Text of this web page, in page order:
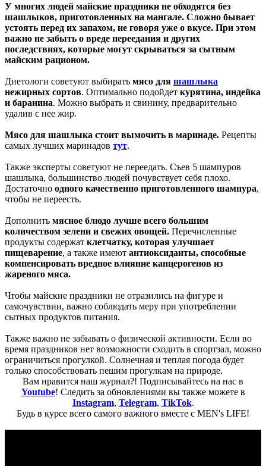
У многих людей майские праздники не обходятся без
шашлыков, приготовленных на мангале. Сложно бывает
устоять перед их запахом, не говоря уже о вкусе. При этом
важно не забыть о вреде переедания и других
последствиях, которые могут скрываться за сытным
майским рационом.
Диетологи советуют выбирать мясо для шашлыка
нежирных сортов. Оптимально подойдет курятина, индейка
и баранина. Можно выбрать и свинину, предварительно
удалив с нее жир.
Мясо для шашлыка стоит вымочить в маринаде. Рецепты
самых лучших маринадов тут.
Также эксперты советуют не переедать. Съев 5 шампуров
шашлыка, большинство людей почувствует себя плохо.
Достаточно одного качественно приготовленного шампура,
чтобы не переесть.
Дополнить мясное блюдо лучше всего большим
количеством зелени и свежих овощей. Перечисленные
продукты содержат клетчатку, которая улучшает
пищеварение, а также имеют антиоксиданты, способные
компенсировать вредное влияние канцерогенов из
жареного мяса.
Чтобы майские праздники не отразились на фигуре и
самочувствии, важно соблюдать меру при употреблении
сытных продуктов питания.
Также важно не забывать о физической активности. Если во
время праздников нет возможности сходить в спортзал, можно
ограничиться прогулкой. Солнечная и теплая погода будет
только способствовать пешим прогулкам на природе.
Вам нравится наш журнал?! Подписывайтесь на нас в
Youtube! Следить за обновлениями вы также можете в
Instagram, Telegram, TikTok.
Будь в курсе всего самого важного вместе с MEN's LIFE!